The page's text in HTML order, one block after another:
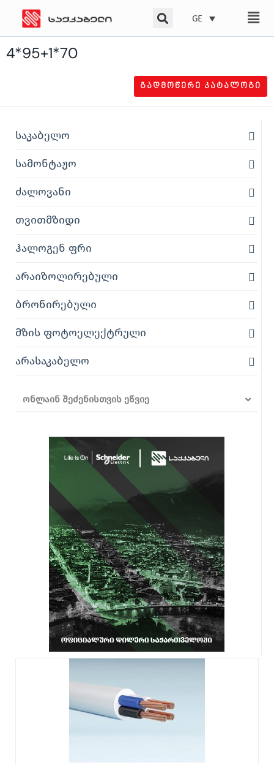
content
GE
4*95+1*70
ᲒᲐᲓᲛᲝᲬᲔᲠᲔ ᲙᲐᲢᲐᲚᲝᲒᲘ
საკაბელო
სამონტაჟო
ძალოვანი
თვითმზიდი
ჰალოგენ ფრი
არაიზოლირებული
ბრონირებული
მზის ფოტოელექტრული
არასაკაბელო
ონლაინ შეძენისთვის ეწვიე